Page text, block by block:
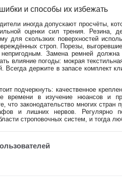
и способы их избежать
иногда допускают просчёты,
оценки сил трения. Резина,
для скользких поверхностей
строп. Порезы,
Замена ремней
влияние погоды: мокрая
Всегда держите в запасе комплект
подчеркнуть: качественное
времени в изучение нюансов и
что законодательство многих
и лишних нервов. Регулярно
строповочных систем, и тогда